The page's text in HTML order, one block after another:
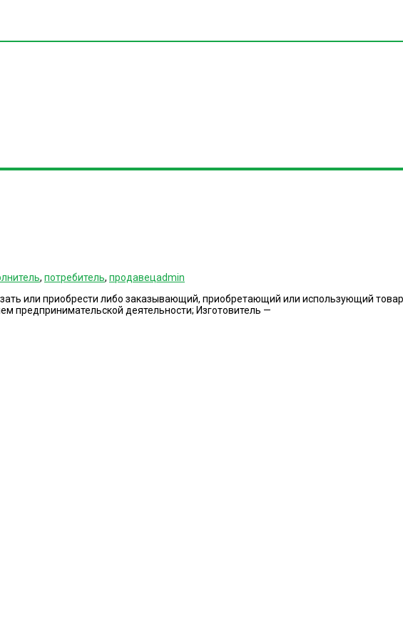
, потребитель, продавецadmin
или приобрести либо заказывающий, приобретающий или использующий
предпринимательской деятельности; Изготовитель —